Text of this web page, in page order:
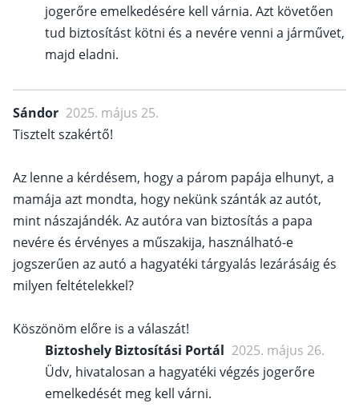
jogerőre emelkedésére kell várnia. Azt követően
tud biztosítást kötni és a nevére venni a járművet,
majd eladni.
Sándor 2025. május 25.
Tisztelt szakértő!
Az lenne a kérdésem, hogy a párom papája elhunyt, a
mamája azt mondta, hogy nekünk szánták az autót,
mint nászajándék. Az autóra van biztosítás a papa
nevére és érvényes a műszakija, használható-e
jogszerűen az autó a hagyatéki tárgyalás lezárásáig és
milyen feltételekkel?
Köszönöm előre is a válaszát!
Biztoshely Biztosítási Portál 2025. május 26.
Üdv, hivatalosan a hagyatéki végzés jogerőre
emelkedését meg kell várni.